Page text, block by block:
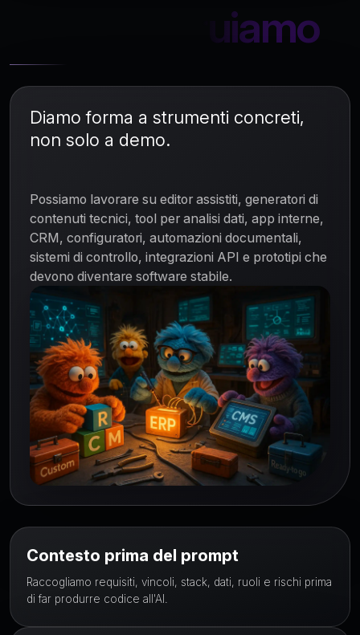
Cosa costruiamo
Diamo forma a strumenti concreti,
non solo a demo.
Possiamo lavorare su editor assistiti, generatori di
contenuti tecnici, tool per analisi dati, app interne,
CRM, configuratori, automazioni documentali,
sistemi di controllo, integrazioni API e prototipi che
devono diventare software stabile.
Contesto prima del prompt
Raccogliamo requisiti, vincoli, stack, dati, ruoli e rischi prima
di far produrre codice all'AI.